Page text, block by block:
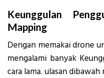
Keunggulan
Mapping
Dengan memakai drone
mengalami banyak
cara lama. ulasan